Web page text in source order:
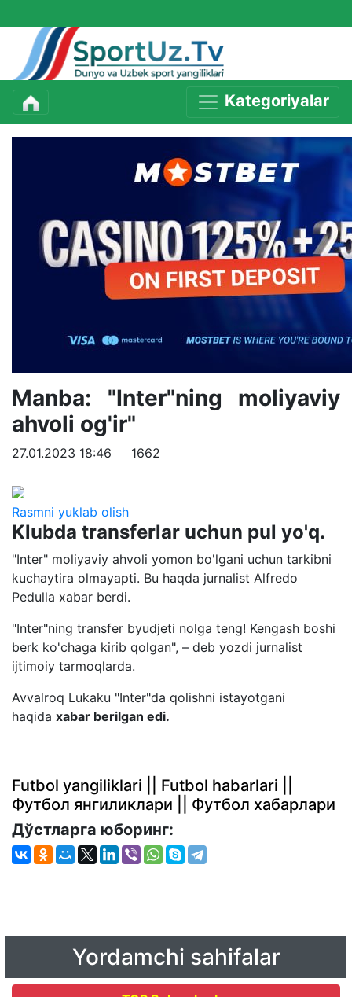
Kategoriyalar
Manba: "Inter"ning moliyaviy
ahvoli og'ir"
27.01.2023 18:46 1662
Rasmni yuklab olish
Klubda transferlar uchun pul yo'q.
"Inter" moliyaviy ahvoli yomon bo'lgani uchun tarkibni
kuchaytira olmayapti. Bu haqda jurnalist Alfredo
Pedulla xabar berdi.
"Inter"ning transfer byudjeti nolga teng! Kengash boshi
berk ko'chaga kirib qolgan", – deb yozdi jurnalist
ijtimoiy tarmoqlarda.
Avvalroq Lukaku "Inter"da qolishni istayotgani
haqida xabar berilgan edi.
Futbol yangiliklari || Futbol habarlari ||
Футбол янгиликлари || Футбол хабарлари
Дўстларга юборинг:
Yordamchi sahifalar